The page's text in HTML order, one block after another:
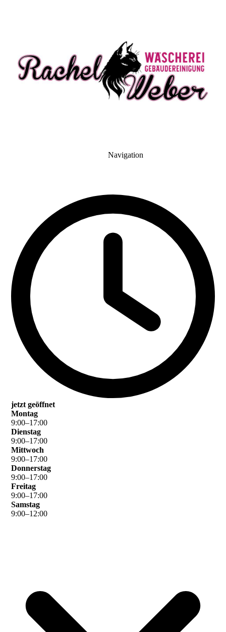
Navigation
jetzt geöffnet
Montag
9:00–17:00
Dienstag
9:00–17:00
Mittwoch
9:00–17:00
Donnerstag
9:00–17:00
Freitag
9:00–17:00
Samstag
9:00–12:00